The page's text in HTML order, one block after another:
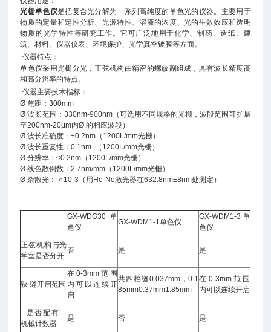
光栅单色仪是把复合光分解为一系列高纯度的单色光的仪器。主要用于
物质的定量和定性分析、光源特性、溶液的浓度、光的生效效应和透明
物质的光学特性等研究工作。它可广泛地用于化学、制药、造纸、建
筑、材料、仪器仪表、环境保护、光学真空镀膜等方面。
仪器特点：
单色仪采用光栅分光，正弦机构由精密的螺纹副组成，具有波长精度高
和高分辨率的特点。
仪器主要技术指标：
Ø 焦距：300mm
Ø 波长范围：330nm-900nm（可选用不同规格的光栅，波段范围可扩展
至200nm-20μm内Ø 的相应波段）
Ø 波长准确度：±0.2nm（1200L/mm光栅）
Ø 波长重复性：0.1nm （1200L/mm光栅）
Ø 分辨率：≤0.2nm（1200L/mm光栅）
Ø 线色散倒数：2.7nm/mm（1200L/mm光栅）
Ø 杂散光：＜10-3（用He-Ne激光器在632.8nm±8nm处测定）
GX-WDG30单
色仪
GX-WDM1-1单色仪
GX-WDM1-3单
色仪
正弦机构与光
学室是否分开
否 是 是
狭 缝开启范围
在0-3mm范围
内可以连续开
启
共四档缝0.037mm，0.1
85mm0.37mm1.85mm
在0-3mm范围
内可以连续开启
是否配有
机械计数器
是 否 是